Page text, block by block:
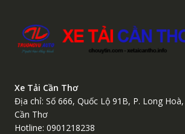
Xe Tải Cần Thơ
Địa chỉ: Số 666, Quốc Lộ 91B, P. Long
Cần Thơ
Hotline: 0901218238